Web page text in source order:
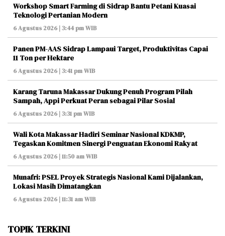
Workshop Smart Farming di Sidrap Bantu Petani Kuasai
Teknologi Pertanian Modern
6 Agustus 2026 | 3:44 pm WIB
Panen PM-AAS Sidrap Lampaui Target, Produktivitas Capai
11 Ton per Hektare
6 Agustus 2026 | 3:41 pm WIB
Karang Taruna Makassar Dukung Penuh Program Pilah
Sampah, Appi Perkuat Peran sebagai Pilar Sosial
6 Agustus 2026 | 3:31 pm WIB
Wali Kota Makassar Hadiri Seminar Nasional KDKMP,
Tegaskan Komitmen Sinergi Penguatan Ekonomi Rakyat
6 Agustus 2026 | 11:50 am WIB
Munafri: PSEL Proyek Strategis Nasional Kami Dijalankan,
Lokasi Masih Dimatangkan
6 Agustus 2026 | 11:31 am WIB
TOPIK TERKINI